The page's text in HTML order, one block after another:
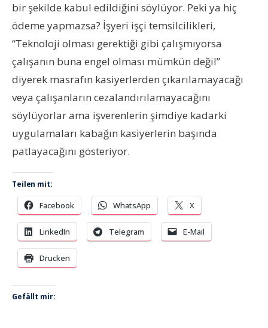
bir şekilde kabul edildiğini söylüyor. Peki ya hiç
ödeme yapmazsa? İşyeri işçi temsilcilikleri,
“Teknoloji olması gerektiği gibi çalışmıyorsa
çalışanın buna engel olması mümkün değil”
diyerek masrafın kasiyerlerden çıkarılamayacağı
veya çalışanların cezalandırılamayacağını
söylüyorlar ama işverenlerin şimdiye kadarki
uygulamaları kabağın kasiyerlerin başında
patlayacağını gösteriyor.
Teilen mit:
Facebook WhatsApp X
LinkedIn Telegram E-Mail
Drucken
Gefällt mir: